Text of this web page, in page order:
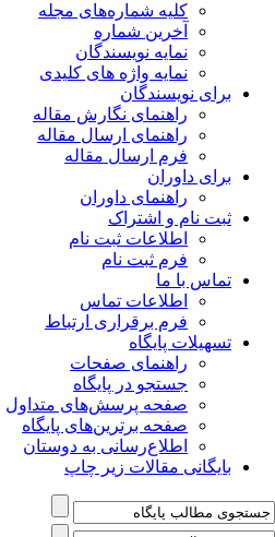
کلیه شماره‌های مجله
آخرین شماره
نمایه نویسندگان
نمایه واژه های کلیدی
برای نویسندگان
راهنمای نگارش مقاله
راهنمای ارسال مقاله
فرم ارسال مقاله
برای داوران
راهنمای داوران
ثبت نام و اشتراک
اطلاعات ثبت نام
فرم ثبت نام
تماس با ما
اطلاعات تماس
فرم برقراری ارتباط
تسهیلات پایگاه
راهنمای صفحات
جستجو در پایگاه
صفحه پرسش‌های متداول
صفحه برترین‌های پایگاه
اطلاع‌رسانی به دوستان
بایگانی مقالات زیر چاپ